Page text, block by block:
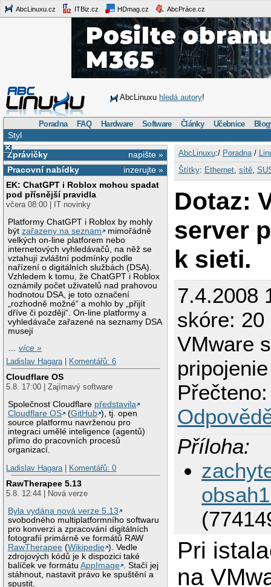
AbcLinuxu.cz ITBiz.cz HDmag.cz AbcPráce.cz
AbcLinuxu hledá autory!
Poradna FAQ Hardware Software Články Učebnice
Styl
×
napište »
Zprávičky
inzerujte »
Pracovní nabídky
EK: ChatGPT i Roblox mohou spadat
pod přísnější pravidla
včera 08:00 | IT novinky
Platformy ChatGPT i Roblox by mohly
býtzařazeny na seznam
mimořádně
velkých on-line platforem nebo
internetových vyhledávačů, na něž se
vztahují zvláštní podmínky podle
nařízení o digitálních službách (DSA).
Vzhledem k tomu, že ChatGPT i Roblox
oznámily počet uživatelů nad prahovou
hodnotou DSA, je toto označení
„rozhodně možné“ a mohlo by „přijít
dříve či později“. On-line platformy a
vyhledávače zařazené na seznamy DSA
musejí
…více »
Ladislav Hagara
Komentářů: 6
Cloudflare OS
5.8. 17:00 | Zajímavý software
Společnost Cloudflare představila
Cloudflare OS
(GitHub ), tj. open
source platformu navrženou pro
integraci umělé inteligence (agentů)
přímo do pracovních procesů
organizací.
Ladislav Hagara
Komentářů: 0
RawTherapee 5.13
5.8. 12:44 | Nová verze
Byla vydána nová verze 5.13
svobodného multiplatformního softwaru
pro konverzi a zpracování digitálních
fotografií primárně ve formátů RAW
RawTherapee (Wikipedie ). Vedle
zdrojových kódů je k dispozici také
balíček ve formátuAppImage . Stačí jej
stáhnout, nastavit právo ke spuštění a
spustit.
AbcLinuxu:/ Poradna/
Štítky: Ethernet, sítě,
Dotaz:
server
k sieti.
7.4.2008
skóre: 20
VMware
Příloha:
Pri
na